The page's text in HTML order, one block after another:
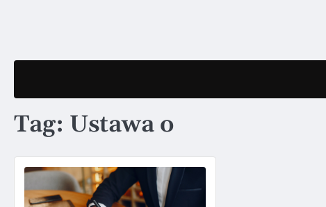
Tag: Ustawa o